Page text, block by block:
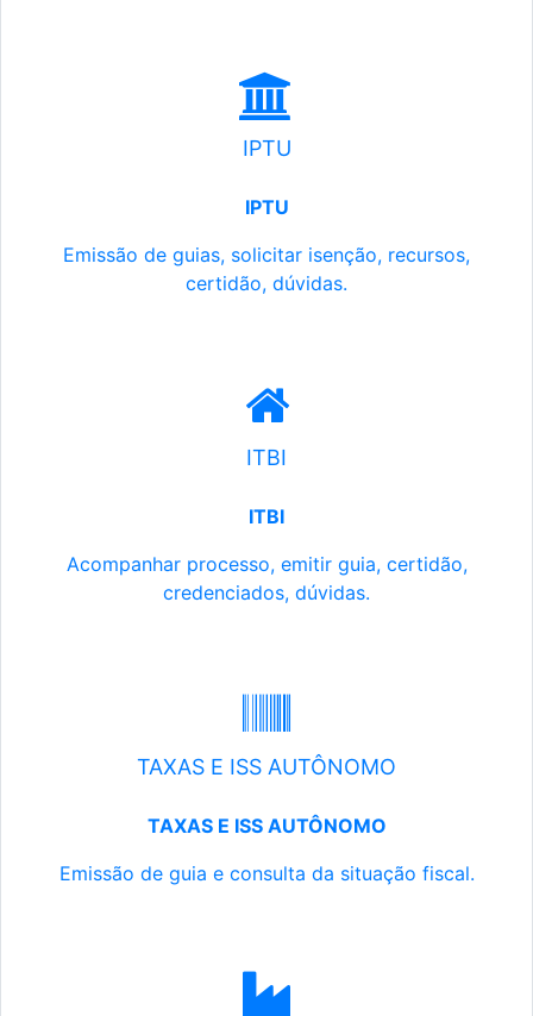
IPTU
IPTU
Emissão de guias, solicitar isenção, recursos,
certidão, dúvidas.
ITBI
ITBI
Acompanhar processo, emitir guia, certidão,
credenciados, dúvidas.
TAXAS E ISS AUTÔNOMO
TAXAS E ISS AUTÔNOMO
Emissão de guia e consulta da situação fiscal.